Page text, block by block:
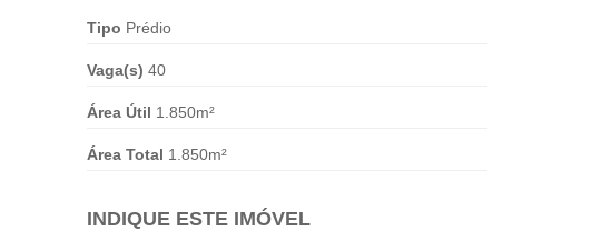
Tipo Prédio
Vaga(s) 40
Área Útil 1.850m²
Área Total 1.850m²
INDIQUE ESTE IMÓVEL